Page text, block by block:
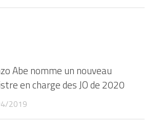
Abe nomme un nouveau
en charge des JO de 2020
2019